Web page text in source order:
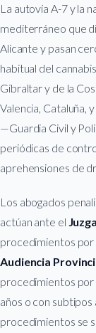
La autovía A-7 y la
mediterráneo que
Alicante y pasan
habitual del
Gibraltar y de la
Valencia, Cataluña,
—Guardia Civil y
periódicas de
aprehensiones de
Los abogados
actúan ante el
procedimientos por
Audiencia
procedimientos por
años o con
procedimientos se